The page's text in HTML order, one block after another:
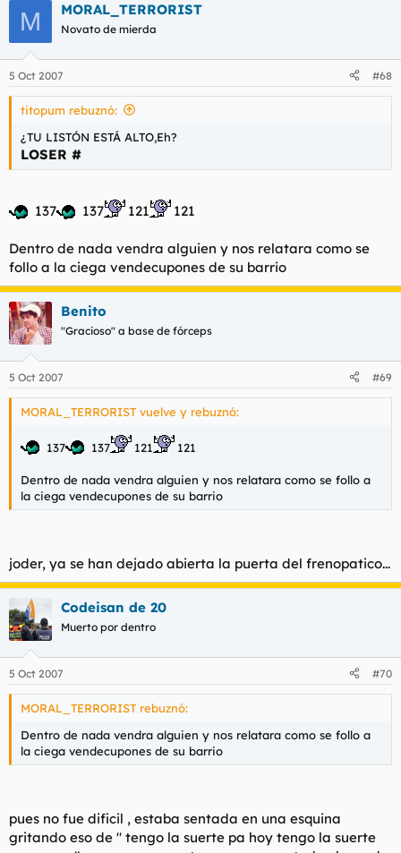
M MORAL_TERRORIST
Novato de mierda
5 Oct 2007 #68
titopum rebuznó:
¿TU LISTÓN ESTÁ ALTO,Eh?
LOSER #
137 137 121 121
Dentro de nada vendra alguien y nos relatara como se
follo a la ciega vendecupones de su barrio
Benito
"Gracioso" a base de fórceps
5 Oct 2007 #69
MORAL_TERRORIST vuelve y rebuznó:
137 137 121 121
Dentro de nada vendra alguien y nos relatara como se follo a
la ciega vendecupones de su barrio
joder, ya se han dejado abierta la puerta del frenopatico...
Codeisan de 20
Muerto por dentro
5 Oct 2007 #70
MORAL_TERRORIST rebuznó:
Dentro de nada vendra alguien y nos relatara como se follo a
la ciega vendecupones de su barrio
pues no fue dificil , estaba sentada en una esquina
gritando eso de " tengo la suerte pa hoy tengo la suerte